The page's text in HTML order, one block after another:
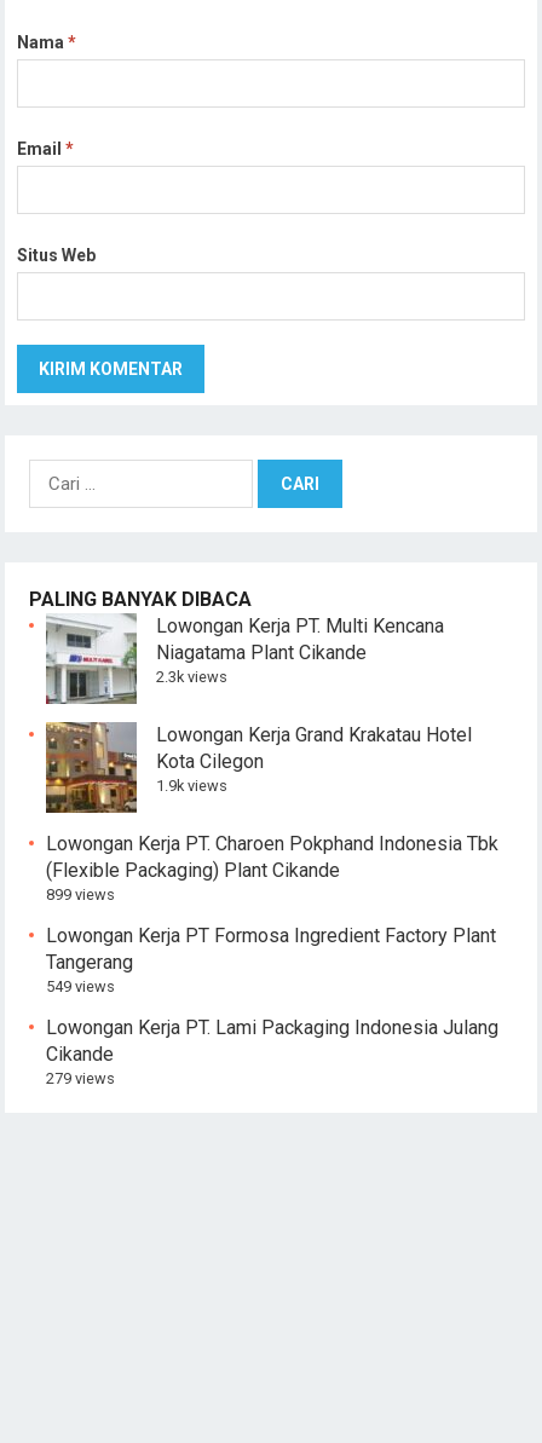
Nama*
Email*
Situs Web
Cari
untuk:
PALING BANYAK DIBACA
Lowongan Kerja PT. Multi Kencana
Niagatama Plant Cikande
2.3k views
Lowongan Kerja Grand Krakatau Hotel
Kota Cilegon
1.9k views
Lowongan Kerja PT. Charoen Pokphand Indonesia Tbk
(Flexible Packaging) Plant Cikande
899 views
Lowongan Kerja PT Formosa Ingredient Factory Plant
Tangerang
549 views
Lowongan Kerja PT. Lami Packaging Indonesia Julang
Cikande
279 views